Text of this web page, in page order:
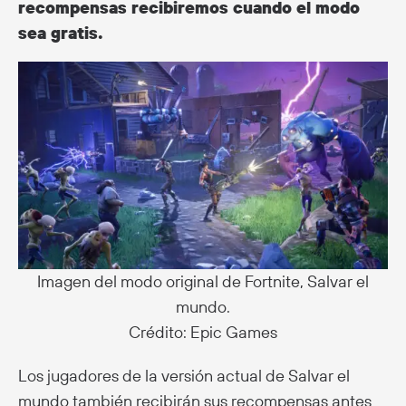
recompensas recibiremos cuando el modo
sea gratis.
Imagen del modo original de Fortnite, Salvar el
mundo.
Crédito: Epic Games
Los jugadores de la versión actual de Salvar el
mundo también recibirán sus recompensas antes